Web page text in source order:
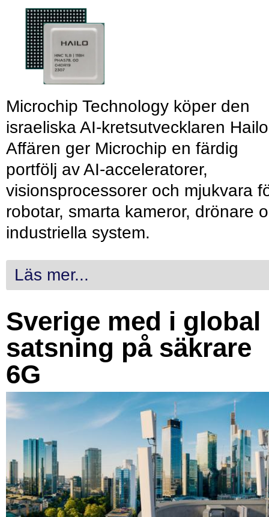
Microchip Technology köper den
israeliska AI-kretsutvecklaren
Affären ger Microchip en färdig
portfölj av AI-acceleratorer,
visionsprocessorer och mjukvara
robotar, smarta kameror, drönare
industriella system.
Läs mer...
Sverige med i global
satsning på säkrare
6G